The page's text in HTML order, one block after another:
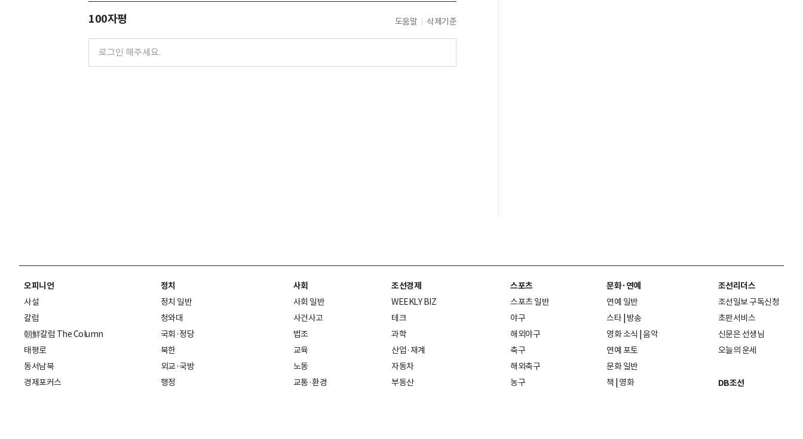
100자평 도움말 삭제기준
오피니언
사설
칼럼
朝鮮칼럼 The Column
태평로
동서남북
경제포커스
정치
정치 일반
청와대
국회·정당
북한
외교·국방
행정
사회
사회 일반
사건사고
법조
교육
노동
교통·환경
조선경제
WEEKLY BIZ
테크
과학
산업·재계
자동차
부동산
스포츠
스포츠 일반
야구
해외야구
축구
해외축구
농구
문화·연예
연예 일반
스타 방송
영화 소식 음악
연예 포토
문화 일반
책
영화
조선리더스
조선일보 구독신청
초판서비스
신문은 선생님
오늘의 운세
DB조선